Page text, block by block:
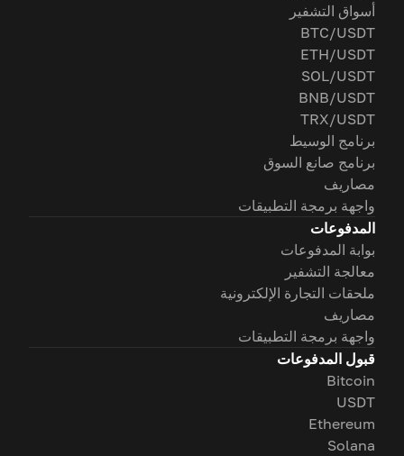
أسواق التشفير
BTC/USDT
ETH/USDT
SOL/USDT
BNB/USDT
TRX/USDT
برنامج الوسيط
برنامج صانع السوق
مصاريف
واجهة برمجة التطبيقات
المدفوعات
بوابة المدفوعات
معالجة التشفير
ملحقات التجارة الإلكترونية
مصاريف
واجهة برمجة التطبيقات
قبول المدفوعات
Bitcoin
USDT
Ethereum
Solana